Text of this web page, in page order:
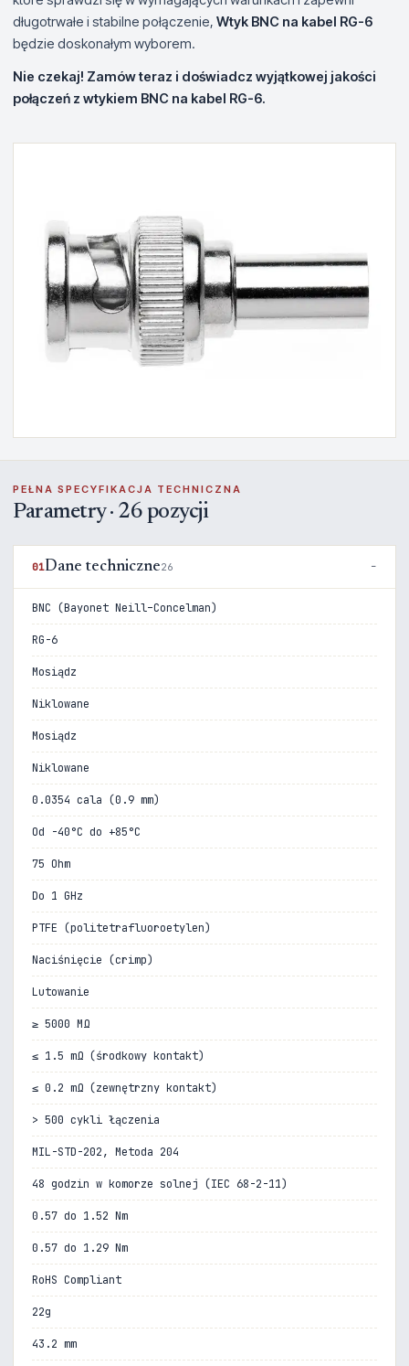
długotrwałe i stabilne połączenie, Wtyk BNC na kabel RG-6
będzie doskonałym wyborem.
Nie czekaj! Zamów teraz i doświadcz wyjątkowej jakości
połączeń z wtykiem BNC na kabel RG-6.
PEŁNA SPECYFIKACJA TECHNICZNA
Parametry · 26 pozycji
01Dane techniczne26
BNC (Bayonet Neill–Concelman)
RG-6
Mosiądz
Niklowane
Mosiądz
Niklowane
0.0354 cala (0.9 mm)
Od -40°C do +85°C
75 Ohm
Do 1 GHz
PTFE (politetrafluoroetylen)
Naciśnięcie (crimp)
Lutowanie
≥ 5000 MΩ
≤ 1.5 mΩ (środkowy kontakt)
≤ 0.2 mΩ (zewnętrzny kontakt)
> 500 cykli łączenia
MIL-STD-202, Metoda 204
48 godzin w komorze solnej (IEC 68-2-11)
0.57 do 1.52 Nm
0.57 do 1.29 Nm
RoHS Compliant
22g
43.2 mm